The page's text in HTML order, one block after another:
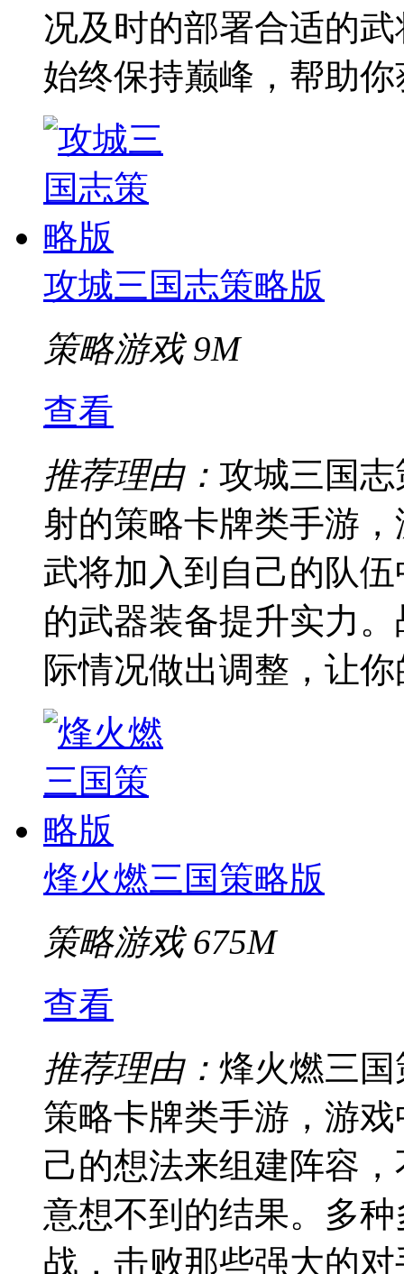
况及时的部署合适的
始终保持巅峰，帮助
攻城三国志策略版
策略游戏 9M
查看
推荐理由： 攻城三国
射的策略卡牌类手游
武将加入到自己的队
的武器装备提升实力
际情况做出调整，让
烽火燃三国策略版
策略游戏 675M
查看
推荐理由： 烽火燃三
策略卡牌类手游，游
己的想法来组建阵容
意想不到的结果。多
战，击败那些强大的